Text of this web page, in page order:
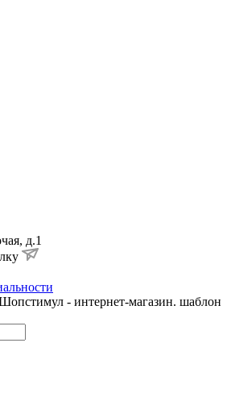
д.1
- интернет-магазин. шаблон